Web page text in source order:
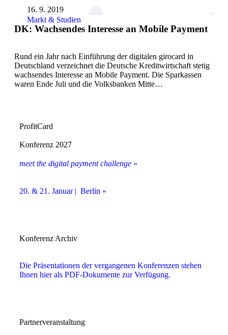
16. 9. 2019
Markt & Studien
DK: Wachsendes Interesse an Mobile Payment
Rund ein Jahr nach Einführung der digitalen girocard in
Deutschland verzeichnet die Deutsche Kreditwirtschaft stetig
wachsendes Interesse an Mobile Payment. Die Sparkassen
waren Ende Juli und die Volksbanken Mitte…
ProfitCard
Konferenz 2027
meet the digital payment challenge »
20. & 21. Januar | Berlin »
Konferenz Archiv
Die Präsentationen der vergangenen Konferenzen stehen
Ihnen hier als PDF-Dokumente zur Verfügung.
Partnerveranstaltung